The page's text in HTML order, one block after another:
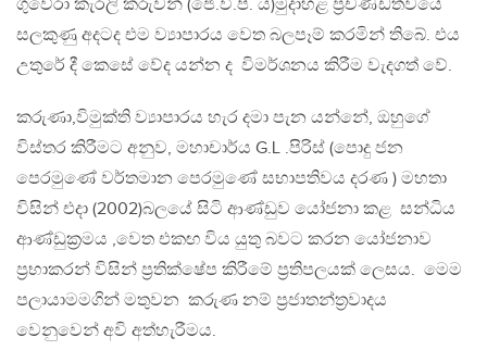
ගුවේරා කැරලි කරුවන් (ජේ.වී.පි. ය)මුදාහළ ප්‍රචණ්ඩත්වයේ
සලකුණු අදටද එම ව්‍යාපාරය වෙත බලපෑම් කරමින් තිබේ. එය
උතුරේ දී කෙසේ වේද යන්න ද විමර්ශනය කිරීම වැදගත් වේ.
කරුණා,විමුක්ති ව්‍යාපාරය හැර දමා පැන යන්නේ, ඔහුගේ
විස්තර කිරීමට අනුව, මහාචාර්ය G.L .පිරිස් (පොදු ජන
පෙරමුණේ වර්තමාන පෙරමුණේ සභාපතිවය දරණ ) මහතා
විසින් එදා (2002)බලයේ සිටි ආණ්ඩුව යෝජනා කළ සන්ධිය
ආණ්ඩුක්‍රමය ,වෙත එකඟ විය යුතු බවට කරන යෝජනාව
ප්‍රභාකරන් විසින් ප්‍රතික්ෂේප කිරීමේ ප්‍රතිපලයක් ලෙසය. මෙම
පලායාමමගින් මතුවන කරුණ නම් ප්‍රජාතන්ත්‍රවාදය
වෙනුවෙන් අවි අත්හැරීමය.